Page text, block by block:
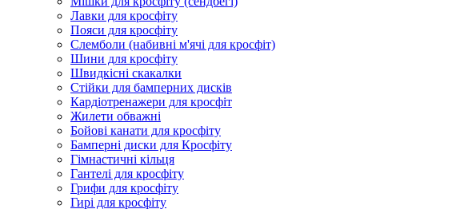
Лавки для кросфіту
Пояси для кросфіту
Слемболи (набивні м'ячі для кросфіт)
Шини для кросфіту
Швидкісні скакалки
Стійки для бамперних дисків
Кардіотренажери для кросфіт
Жилети обважні
Бойові канати для кросфіту
Бамперні диски для Кросфіту
Гімнастичні кільця
Гантелі для кросфіту
Грифи для кросфіту
Гирі для кросфіту